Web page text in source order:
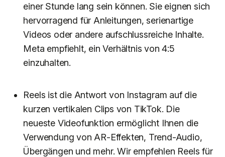
einer Stunde lang sein können. Sie eignen sich
hervorragend für Anleitungen, serienartige
Videos oder andere aufschlussreiche Inhalte.
Meta empfiehlt, ein Verhältnis von 4:5
einzuhalten.
Reels ist die Antwort von Instagram auf die
kurzen vertikalen Clips von TikTok. Die
neueste Videofunktion ermöglicht Ihnen die
Verwendung von AR-Effekten, Trend-Audio,
Übergängen und mehr. Wir empfehlen Reels für